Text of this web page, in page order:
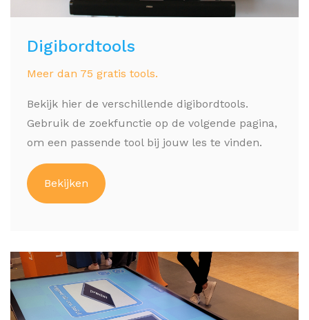
Digibordtools
Meer dan 75 gratis tools.
Bekijk hier de verschillende digibordtools.
Gebruik de zoekfunctie op de volgende pagina,
om een passende tool bij jouw les te vinden.
Bekijken